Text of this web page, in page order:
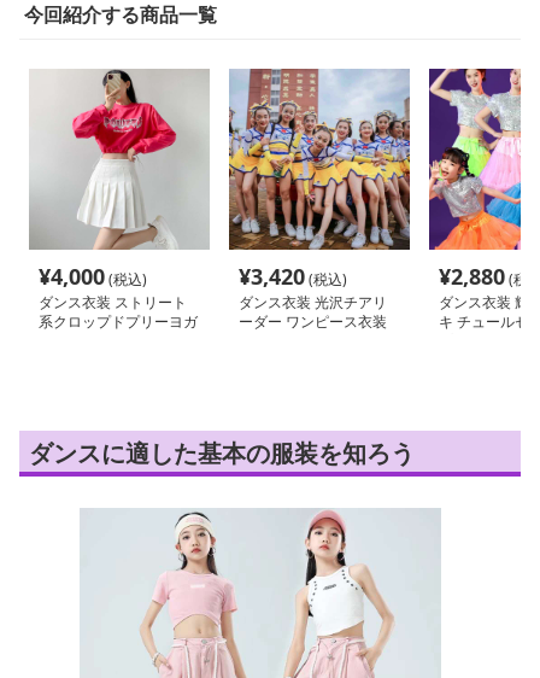
今回紹介する商品一覧
¥4,000(税込)
ダンス衣装 ストリート
系クロップドプリーヨガ
¥3,420(税込)
ダンス衣装 光沢チアリ
ーダー ワンピース衣装
¥2,880(税
ダンス衣装 輝
キ チュールセ
ダンスに適した基本の服装を知ろう